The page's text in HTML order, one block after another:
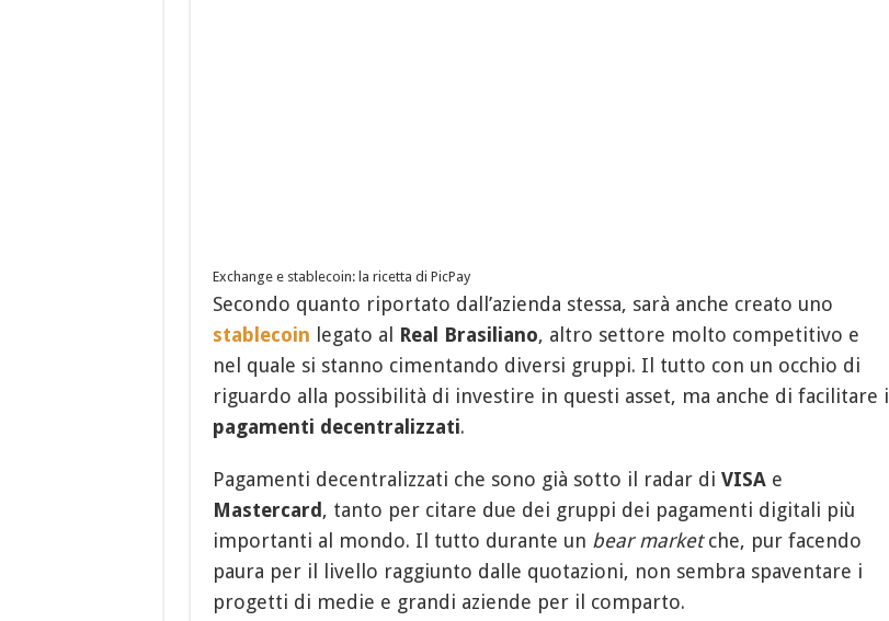
Exchange e stablecoin: la ricetta di PicPay
Secondo quanto riportato dall’azienda stessa, sarà anche creato uno
stablecoin legato al Real Brasiliano, altro settore molto competitivo e
nel quale si stanno cimentando diversi gruppi. Il tutto con un occhio di
riguardo alla possibilità di investire in questi asset, ma anche di facilitare i
pagamenti decentralizzati.
Pagamenti decentralizzati che sono già sotto il radar di VISAe
Mastercard, tanto per citare due dei gruppi dei pagamenti digitali più
importanti al mondo. Il tutto durante un bear marketche, pur facendo
paura per il livello raggiunto dalle quotazioni, non sembra spaventare i
progetti di medie e grandi aziende per il comparto.